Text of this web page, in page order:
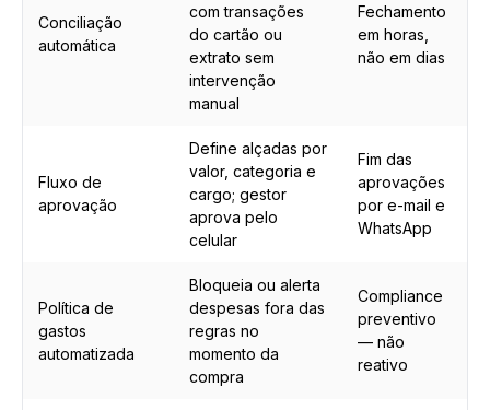
Conciliação
automática
com transações
do cartão ou
extrato sem
intervenção
manual
Fechamento
em horas,
não em dias
Fluxo de
aprovação
Define alçadas por
valor, categoria e
cargo; gestor
aprova pelo
celular
Fim das
aprovações
por e-mail e
WhatsApp
Política de
gastos
automatizada
Bloqueia ou alerta
despesas fora das
regras no
momento da
compra
Compliance
preventivo
— não
reativo